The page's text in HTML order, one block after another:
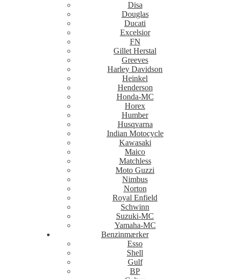
Disa
Douglas
Ducati
Excelsior
FN
Gillet Herstal
Greeves
Harley Davidson
Heinkel
Henderson
Honda-MC
Horex
Humber
Husqvarna
Indian Motocycle
Kawasaki
Maico
Matchless
Moto Guzzi
Nimbus
Norton
Royal Enfield
Schwinn
Suzuki-MC
Yamaha-MC
Benzinmærker
Esso
Shell
Gulf
BP